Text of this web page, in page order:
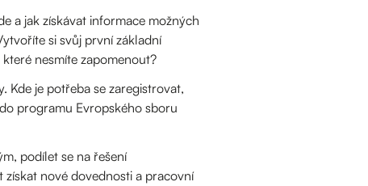
a jak získávat informace možných
si svůj první základní
nesmíte zapomenout?
Kde je potřeba se zaregistrovat,
programu Evropského sboru
podílet se na řešení
nové dovednosti a pracovní